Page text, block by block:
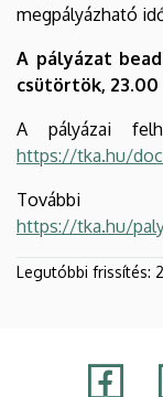
megpályázható
A pályázat
csütörtök, 23.00
A pályázai
https://tka.hu/
https://tka.hu/
Legutóbbi frissítés: